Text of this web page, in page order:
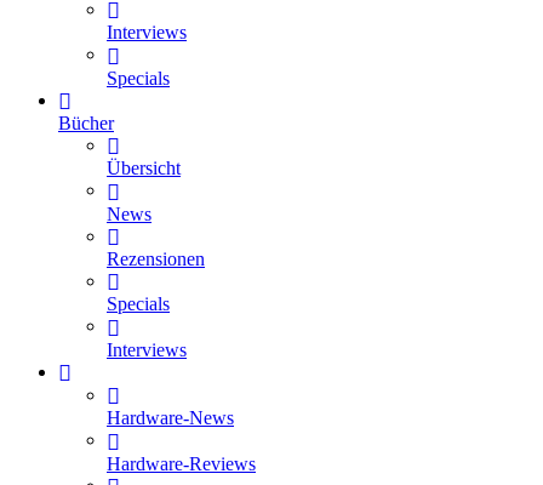
Interviews
Specials
Bücher
Übersicht
News
Rezensionen
Specials
Interviews
Hardware-News
Hardware-Reviews